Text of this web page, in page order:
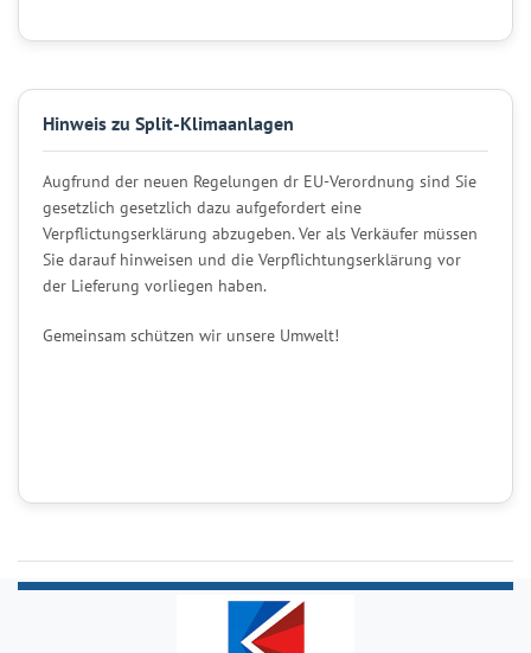
Hinweis zu Split-Klimaanlagen
Augfrund der neuen Regelungen dr EU-Verordnung sind Sie
gesetzlich gesetzlich dazu aufgefordert eine
Verpflictungserklärung abzugeben. Ver als Verkäufer müssen
Sie darauf hinweisen und die Verpflichtungserklärung vor
der Lieferung vorliegen haben.
Gemeinsam schützen wir unsere Umwelt!